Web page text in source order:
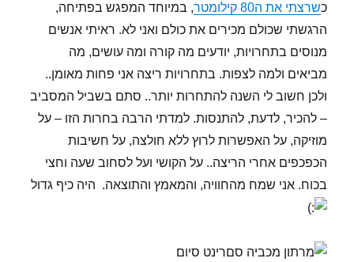
כשרצתי את ה80 קילומטר
, במיוחד המפגש בפתיחה,
הרגשתי שכולם מכירים את כולם ואני לא. ראיתי אנשים
מנוסים בתחרויות, יודעים מה קורה ומה עושים, מה
מביאים ולמה לצפות. בתחרויות ריצה אני פחות מאומן..
ולכן חשוב לי השנה להתחרות יותר.. סתם בשביל המסביב
– להכיר, לדעת, להתנסות. למדתי הרבה בחרות הזו – על
מוזיקה, על האפשרות לרוץ ללא חולצה, על חשיבות
הכפכפים אחרי הריצה.. על הקושי ועל לסחוב שעה וחצי
בכוח. אני שמח מהחוויה, והמאמץ והתוצאה. היה כיף גדול